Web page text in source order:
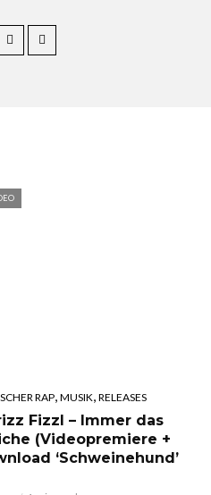
RAP, MUSIK, RELEASES
Fizzl – Immer das
(Videopremiere +
‘Schweinehund’